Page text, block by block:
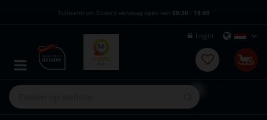
Tuincentrum Osdorp vandaag open van 09:30 - 18:00
Login